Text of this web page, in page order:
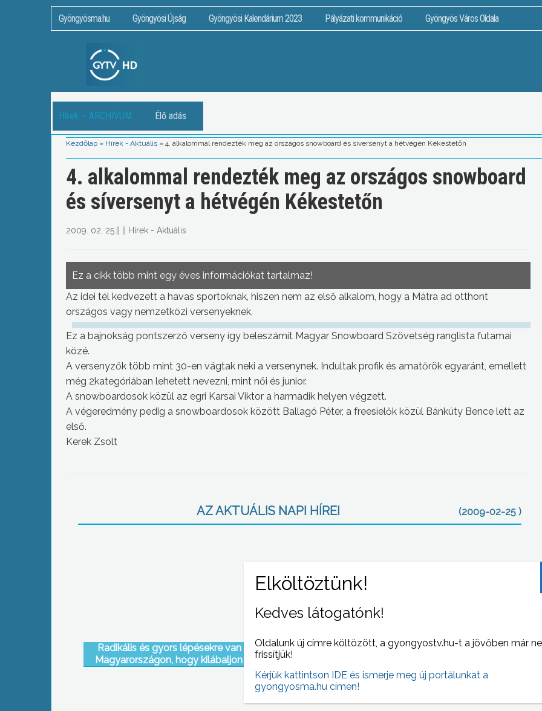
Gyöngyösma.hu Gyöngyösi Újság Gyöngyösi Kalendárium 2023 Pályázati kommunikáció Gyöngyös Város Oldala
Hírek – ARCHÍVUM Élő adás
Kezdőlap » Hírek - Aktuális » 4. alkalommal rendezték meg az országos snowboard és síversenyt a hétvégén Kékestetőn
4. alkalommal rendezték meg az országos snowboard
és síversenyt a hétvégén Kékestetőn
2009. 02. 25. Hírek - Aktuális
Ez a cikk több mint egy éves információkat tartalmaz!
Az idei tél kedvezett a havas sportoknak, hiszen nem az első alkalom, hogy a Mátra ad otthont
országos vagy nemzetközi versenyeknek.
Ez a bajnokság pontszerző verseny így beleszámít Magyar Snowboard Szövetség ranglista futamai
közé.
A versenyzők több mint 30-en vágtak neki a versenynek. Indultak profik és amatőrök egyaránt, emellett
még 2kategóriában lehetett nevezni, mint női és junior.
A snowboardosok közül az egri Karsai Viktor a harmadik helyen végzett.
A végeredmény pedig a snowboardosok között Ballagó Péter, a freesíelők közül Bánkúty Bence lett az
első.
Kerek Zsolt
AZ AKTUÁLIS NAPI HÍREI (2009-02-25 )
Radikális és gyors lépésekre van szükség
Magyarországon, hogy kilábaljon mostani,
Három lakásba is betört két férfi a Ringsted úti
Kedves látogatónk!
Oldalunk új címre költözött, a gyongyostv.hu-t a jövőben már
frissítjük!
Kérjük kattintson IDE és ismerje meg új portálunkat a
gyongyosma.hu címen!